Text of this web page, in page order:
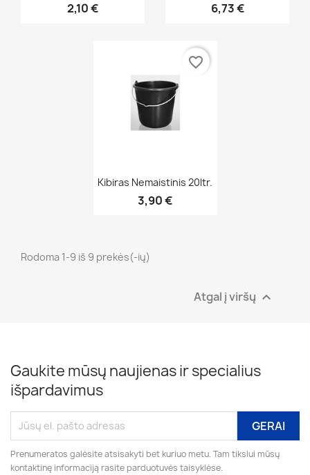
2,10 € 6,73 €
Greita peržiūra
Kibiras Nemaistinis 20ltr.
3,90 €
favorite_border
Rodoma 1-9 iš 9 prekės(-ių)
Atgal į viršų 
Gaukite mūsų naujienas ir specialius
išpardavimus
Prenumeratos galėsite atsisakyti bet kuriuo metu. Tam tikslui mūsų
kontaktinę informaciją rasite parduotuvės taisyklėse.